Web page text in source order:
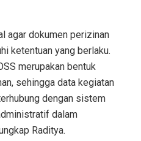
agar dokumen perizinan
ketentuan yang berlaku.
merupakan bentuk
sehingga data kegiatan
dengan sistem
dalam
Raditya.